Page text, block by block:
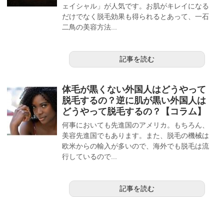
ェイシャル」が人気です。お肌がキレイになる
だけでなく脱毛効果も得られるとあって、一石
二鳥の美容方法...
記事を読む
体毛が黒くない外国人はどうやって
脱毛するの？逆に肌が黒い外国人は
どうやって脱毛するの？【コラム】
何事においても先進国のアメリカ。もちろん、
美容先進国でもあります。また、脱毛の機械は
欧米からの輸入が多いので、海外でも脱毛は流
行しているので...
記事を読む